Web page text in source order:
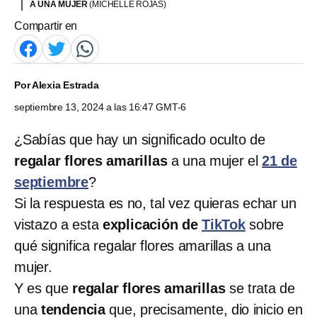
A UNA MUJER(MICHELLE ROJAS)
Compartir en
PorAlexia Estrada
septiembre 13, 2024 a las 16:47 GMT-6
¿Sabías que hay un significado oculto de
regalar flores amarillasa una mujer el21 de
septiembre?
Si la respuesta es no, tal vez quieras echar un
vistazo a esta explicación deTikTok sobre
qué significa regalar flores amarillas a una
mujer.
Y es que regalar flores amarillasse trata de
una tendenciaque, precisamente, dio inicio en